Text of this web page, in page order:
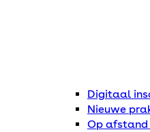
Digitaal
Nieuwe
Op afstand